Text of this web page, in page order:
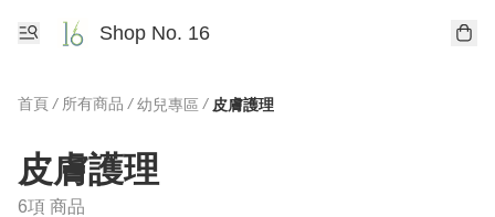
Shop No. 16
首頁 / 所有商品 / 幼兒專區 / 皮膚護理
皮膚護理
6項 商品